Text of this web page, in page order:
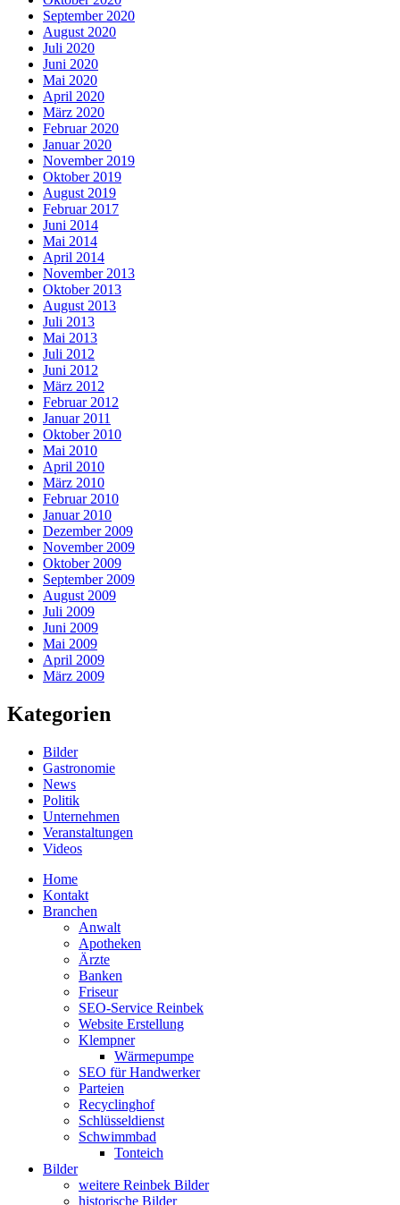
September 2020
August 2020
Juli 2020
Juni 2020
Mai 2020
April 2020
März 2020
Februar 2020
Januar 2020
November 2019
Oktober 2019
August 2019
Februar 2017
Juni 2014
Mai 2014
April 2014
November 2013
Oktober 2013
August 2013
Juli 2013
Mai 2013
Juli 2012
Juni 2012
März 2012
Februar 2012
Januar 2011
Oktober 2010
Mai 2010
April 2010
März 2010
Februar 2010
Januar 2010
Dezember 2009
November 2009
Oktober 2009
September 2009
August 2009
Juli 2009
Juni 2009
Mai 2009
April 2009
März 2009
Kategorien
Bilder
Gastronomie
News
Politik
Unternehmen
Veranstaltungen
Videos
Home
Kontakt
Branchen
Anwalt
Apotheken
Ärzte
Banken
Friseur
SEO-Service Reinbek
Website Erstellung
Klempner
Wärmepumpe
SEO für Handwerker
Parteien
Recyclinghof
Schlüsseldienst
Schwimmbad
Tonteich
Bilder
weitere Reinbek Bilder
historische Bilder